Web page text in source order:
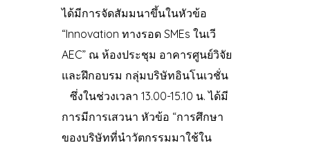
ได้มีการจัดสัมมนาขึ้นในหัวข้อ
“Innovation ทางรอด SMEs ในเวี
AEC” ณ ห้องประชุม อาคารศูนย์วิจัย
และฝึกอบรม กลุ่มบริษัทอินโนเวชั่น
ซึ่งในช่วงเวลา 13.00-15.10 น. ได้มี
การมีการเสวนา หัวข้อ “การศึกษา
ของบริษัทที่นำวัตกรรมมาใช้ใน